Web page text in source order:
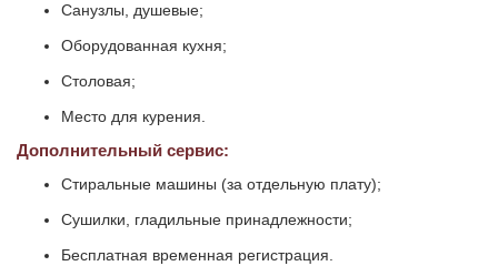
Санузлы, душевые;
Оборудованная кухня;
Столовая;
Место для курения.
Дополнительный сервис:
Стиральные машины (за отдельную плату);
Сушилки, гладильные принадлежности;
Бесплатная временная регистрация.